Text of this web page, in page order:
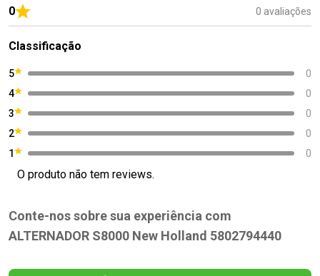
0 0 avaliações
Classificação
5
0
4
0
3
0
2
0
1
0
O produto não tem reviews.
Conte-nos sobre sua experiência com
ALTERNADOR S8000 New Holland 5802794440